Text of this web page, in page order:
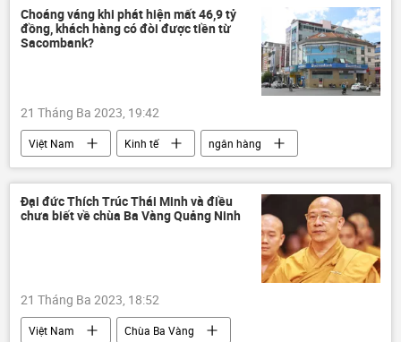
Cuộc khủng hoảng ở Ukraina
Hoa Kỳ
F-16
xung đột quân sự
Nga
Choáng váng khi phát hiện mất 46,9 tỷ
đồng, khách hàng có đòi được tiền từ
Sacombank?
21 Tháng Ba 2023, 19:42
Việt Nam Kinh tế
ngân hàng
Sacombank
vi phạm
Pháp luật
tiền tệ
tài chính
Đại đức Thích Trúc Thái Minh và điều
chưa biết về chùa Ba Vàng Quảng Ninh
21 Tháng Ba 2023, 18:52
Việt Nam
Chùa Ba Vàng